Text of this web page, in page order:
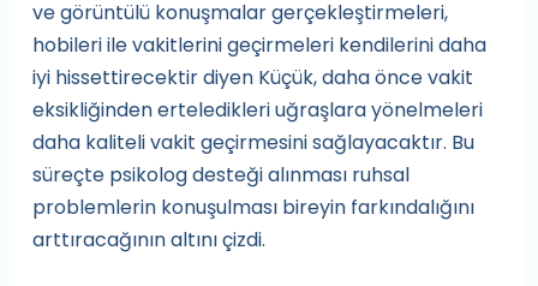
ve görüntülü konuşmalar gerçekleştirmeleri,
hobileri ile vakitlerini geçirmeleri kendilerini daha
iyi hissettirecektir diyen Küçük, daha önce vakit
eksikliğinden erteledikleri uğraşlara yönelmeleri
daha kaliteli vakit geçirmesini sağlayacaktır. Bu
süreçte psikolog desteği alınması ruhsal
problemlerin konuşulması bireyin farkındalığını
arttıracağının altını çizdi.